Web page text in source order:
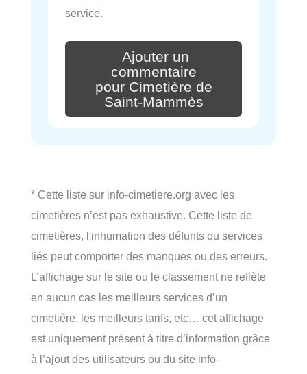
service.
Ajouter un
commentaire
pour Cimetière de
Saint-Mammès
* Cette liste sur info-cimetiere.org avec les
cimetières n’est pas exhaustive. Cette liste de
cimetières, l'inhumation des défunts ou services
liés peut comporter des manques ou des erreurs.
L’affichage sur le site ou le classement ne reflète
en aucun cas les meilleurs services d’un
cimetière, les meilleurs tarifs, etc… cet affichage
est uniquement présent à titre d’information grâce
à l’ajout des utilisateurs ou du site info-